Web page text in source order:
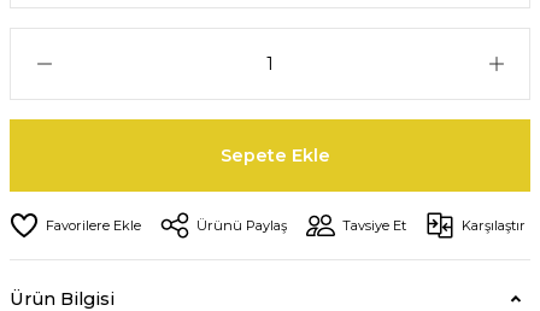
Sepete Ekle
Ürünü Paylaş Tavsiye Et Karşılaştır
Ürün Bilgisi